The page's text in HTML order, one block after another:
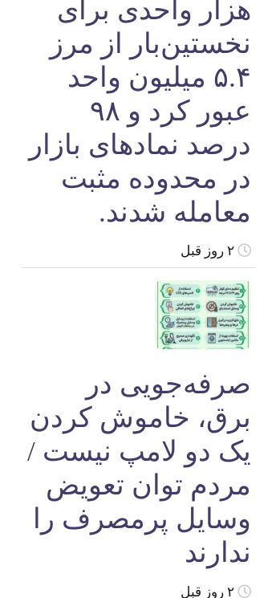
هزار واحدی برای
نخستین‌بار از مرز
۵.۴ میلیون واحد
عبور کرد و ۹۸
درصد نمادهای بازار
در محدوده مثبت
معامله شدند.
۲ روز قبل
صرفه‌جویی در
برق، خاموش کردن
یک دو لامپ نیست /
مردم توان تعویض
وسایل پرمصرف را
ندارند
۲ روز قبل